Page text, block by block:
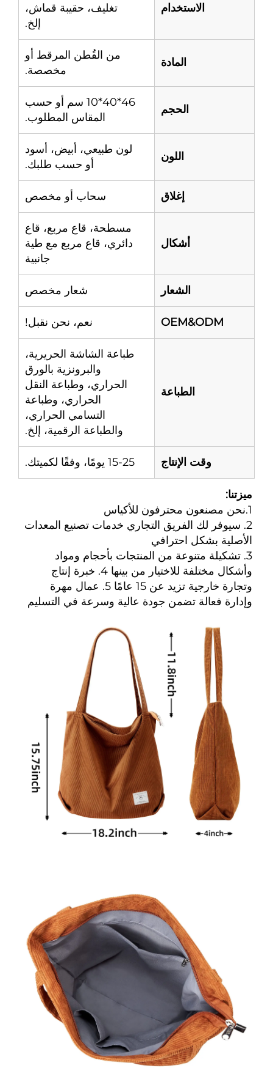
الاستخدام
تغليف، حقيبة قماش،
إلخ.
المادة
من القُطن المرقط أو
مخصصة.
الحجم
46*40*10 سم أو حسب
المقاس المطلوب.
اللون
لون طبيعي، أبيض، أسود
أو حسب طلبك.
إغلاق سحاب أو مخصص
أشكال
مسطحة، قاع مربع، قاع
دائري، قاع مربع مع طية
جانبية
الشعار شعار مخصص
OEM&ODM نعم، نحن نقبل!
الطباعة
طباعة الشاشة الحريرية،
والبرونزية بالورق
الحراري، وطباعة النقل
الحراري، وطباعة
التسامي الحراري،
والطباعة الرقمية، إلخ.
وقت الإنتاج 15-25 يومًا، وفقًا لكميتك.
ميزتنا:
1.نحن مصنعون محترفون للأكياس
الأصلية بشكل احترافي
وإدارة فعالة تضمن جودة عالية وسرعة في التسليم